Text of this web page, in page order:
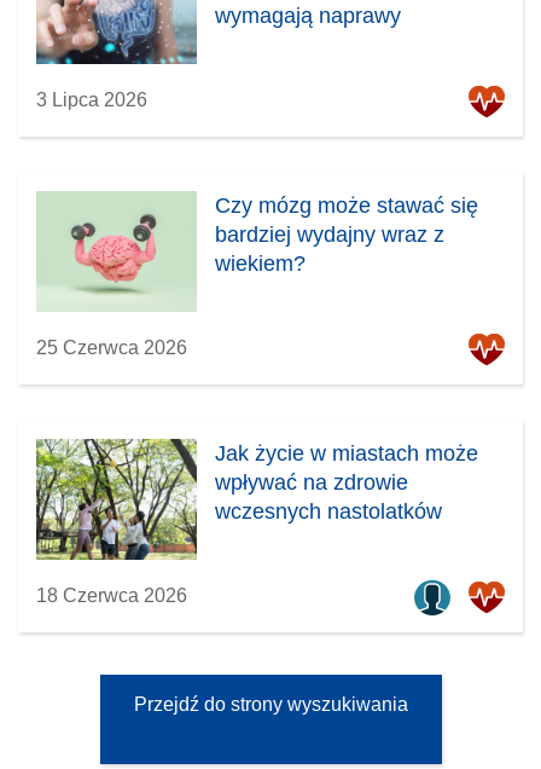
wymagają naprawy
3 Lipca 2026
Czy mózg może stawać się
bardziej wydajny wraz z
wiekiem?
25 Czerwca 2026
Jak życie w miastach może
wpływać na zdrowie
wczesnych nastolatków
18 Czerwca 2026
Przejdź do strony wyszukiwania